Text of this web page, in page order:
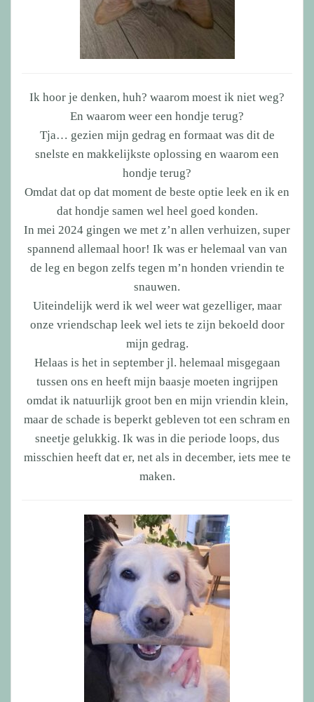
Ik hoor je denken, huh? waarom moest ik niet weg?
En waarom weer een hondje terug?
Tja… gezien mijn gedrag en formaat was dit de
snelste en makkelijkste oplossing en waarom een
hondje terug?
Omdat dat op dat moment de beste optie leek en ik en
dat hondje samen wel heel goed konden.
In mei 2024 gingen we met z’n allen verhuizen, super
spannend allemaal hoor! Ik was er helemaal van van
de leg en begon zelfs tegen m’n honden vriendin te
snauwen.
Uiteindelijk werd ik wel weer wat gezelliger, maar
onze vriendschap leek wel iets te zijn bekoeld door
mijn gedrag.
Helaas is het in september jl. helemaal misgegaan
tussen ons en heeft mijn baasje moeten ingrijpen
omdat ik natuurlijk groot ben en mijn vriendin klein,
maar de schade is beperkt gebleven tot een schram en
sneetje gelukkig. Ik was in die periode loops, dus
misschien heeft dat er, net als in december, iets mee te
maken.